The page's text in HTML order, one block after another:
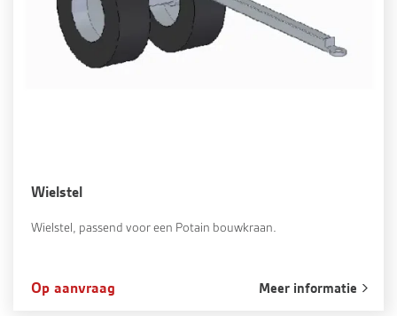
Wielstel
Wielstel, passend voor een Potain bouwkraan.
Op aanvraag Meer informatie